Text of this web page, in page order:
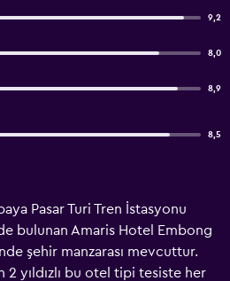
9,2
8,0
8,9
8,5
Pasar Turi Tren İstasyonu
bulunan Amaris Hotel Embong
şehir manzarası mevcuttur.
2 yıldızlı bu otel tipi tesiste her